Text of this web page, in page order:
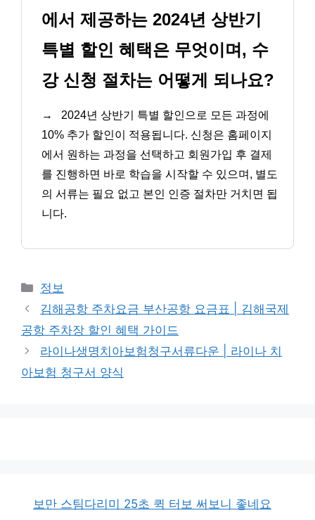
에서 제공하는 2024년 상반기
특별 할인 혜택은 무엇이며, 수
강 신청 절차는 어떻게 되나요?
→
2024년 상반기 특별 할인으로 모든 과정에
10% 추가 할인이 적용됩니다. 신청은 홈페이지
에서 원하는 과정을 선택하고 회원가입 후 결제
를 진행하면 바로 학습을 시작할 수 있으며, 별도
의 서류는 필요 없고 본인 인증 절차만 거치면 됩
니다.
카
테
고
리
정보
김해공항 주차요금 부산공항 요금표 | 김해국제
공항 주차장 할인 혜택 가이드
라이나생명치아보험청구서류다운 | 라이나 치
아보험 청구서 양식
보만 스팀다리미 25초 퀵 터보 써보니 좋네요